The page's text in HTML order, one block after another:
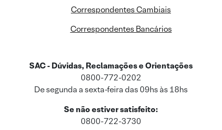
Correspondentes Cambiais
Correspondentes Bancários
SAC - Dúvidas, Reclamações e Orientações
0800-772-0202
De segunda a sexta-feira das 09hs às 18hs
Se não estiver satisfeito:
0800-722-3730